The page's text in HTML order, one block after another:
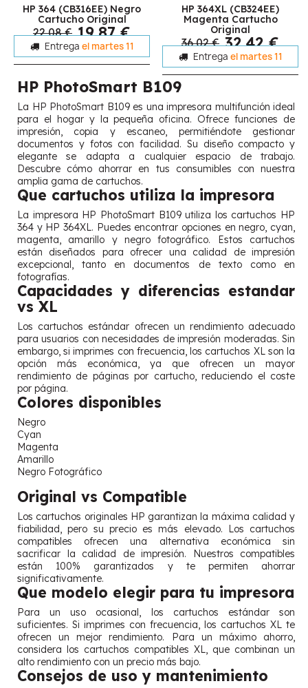
HP 364 (CB316EE) Negro
Cartucho Original
22,08 € 19,87 €
Entrega el martes 11
HP 364XL (CB324EE)
Magenta Cartucho
Original
36,02 € 32,42 €
Entrega el martes 11
HP PhotoSmart B109
La HP PhotoSmart B109 es una impresora multifunción ideal
para el hogar y la pequeña oficina. Ofrece funciones de
impresión, copia y escaneo, permitiéndote gestionar
documentos y fotos con facilidad. Su diseño compacto y
elegante se adapta a cualquier espacio de trabajo.
Descubre cómo ahorrar en tus consumibles con nuestra
amplia gama de cartuchos.
Que cartuchos utiliza la impresora
La impresora HP PhotoSmart B109 utiliza los cartuchos HP
364 y HP 364XL. Puedes encontrar opciones en negro, cyan,
magenta, amarillo y negro fotográfico. Estos cartuchos
están diseñados para ofrecer una calidad de impresión
excepcional, tanto en documentos de texto como en
fotografías.
Capacidades y diferencias estandar
vs XL
Los cartuchos estándar ofrecen un rendimiento adecuado
para usuarios con necesidades de impresión moderadas. Sin
embargo, si imprimes con frecuencia, los cartuchos XL son la
opción más económica, ya que ofrecen un mayor
rendimiento de páginas por cartucho, reduciendo el coste
por página.
Colores disponibles
Negro
Cyan
Magenta
Amarillo
Negro Fotográfico
Original vs Compatible
Los cartuchos originales HP garantizan la máxima calidad y
fiabilidad, pero su precio es más elevado. Los cartuchos
compatibles ofrecen una alternativa económica sin
sacrificar la calidad de impresión. Nuestros compatibles
están 100% garantizados y te permiten ahorrar
significativamente.
Que modelo elegir para tu impresora
Para un uso ocasional, los cartuchos estándar son
suficientes. Si imprimes con frecuencia, los cartuchos XL te
ofrecen un mejor rendimiento. Para un máximo ahorro,
considera los cartuchos compatibles XL, que combinan un
alto rendimiento con un precio más bajo.
Consejos de uso y mantenimiento